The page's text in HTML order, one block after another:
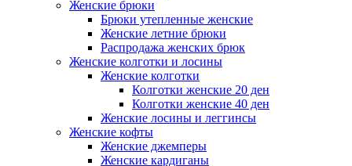
Женские брюки
Брюки утепленные женские
Женские летние брюки
Распродажа женских брюк
Женские колготки и лосины
Женские колготки
Колготки женские 20 ден
Колготки женские 40 ден
Женские лосины и леггинсы
Женские кофты
Женские джемперы
Женские кардиганы